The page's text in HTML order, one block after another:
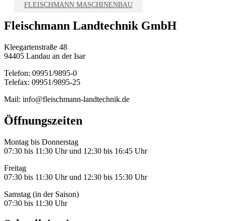
FLEISCHMANN MASCHINENBAU
Fleischmann Landtechnik GmbH
Kleegartenstraße 48
94405 Landau an der Isar
Telefon: 09951/9895-0
Telefax: 09951/9895-25
Mail: info@fleischmann-landtechnik.de
Öffnungszeiten
Montag bis Donnerstag
07:30 bis 11:30 Uhr und 12:30 bis 16:45 Uhr
Freitag
07:30 bis 11:30 Uhr und 12:30 bis 15:30 Uhr
Samstag (in der Saison)
07:30 bis 11:30 Uhr